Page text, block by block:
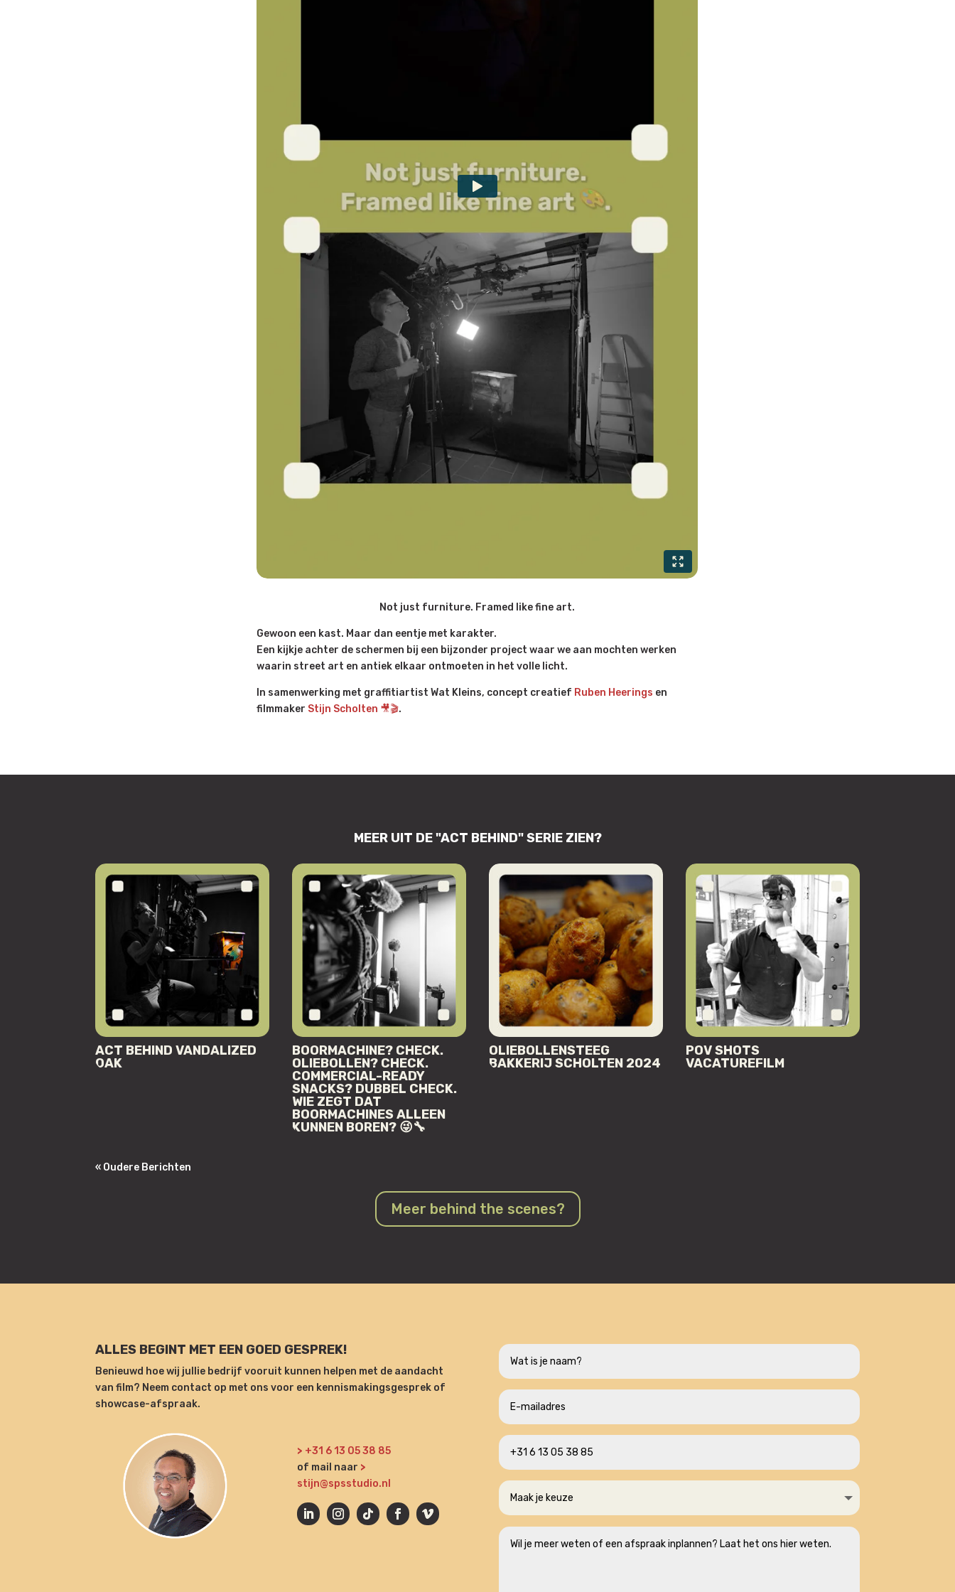
Not just furniture. Framed like fine art.
Gewoon een kast. Maar dan eentje met karakter.
Een kijkje achter de schermen bij een bijzonder project waar we aan mochten werken
waarin street art en antiek elkaar ontmoeten in het volle licht.
In samenwerking met graffitiartist Wat Kleins, concept creatief Ruben Heerings en
filmmaker Stijn Scholten 🎥🎬.
MEER UIT DE "ACT BEHIND" SERIE ZIEN?
ACT BEHIND VANDALIZED
OAK
BOORMACHINE? CHECK.
OLIEBOLLEN? CHECK.
COMMERCIAL-READY
SNACKS? DUBBEL CHECK.
WIE ZEGT DAT
BOORMACHINES ALLEEN
KUNNEN BOREN? 😜🔧
OLIEBOLLENSTEEG
BAKKERIJ SCHOLTEN 2024
POV SHOTS
VACATUREFILM
« Oudere Berichten
Meer behind the scenes?
ALLES BEGINT MET EEN GOED GESPREK!
Benieuwd hoe wij jullie bedrijf vooruit kunnen helpen met de aandacht
van film? Neem contact op met ons voor een kennismakingsgesprek of
showcase-afspraak.
> +31 6 13 05 38 85
of mail naar >
stijn@spsstudio.nl